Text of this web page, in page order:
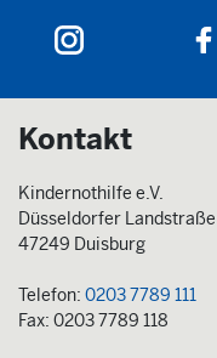
Kontakt
Kindernothilfe e.V.
Düsseldorfer
47249 Duisburg
Telefon: 0203 7789 111
Fax: 0203 7789 118